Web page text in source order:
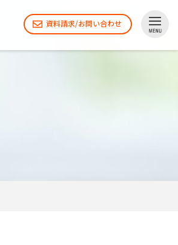
資料請求/お問い合わせ